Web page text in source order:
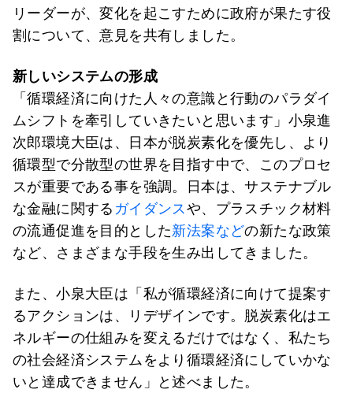
リーダーが、変化を起こすために政府が果たす役
割について、意見を共有しました。
新しいシステムの形成
「循環経済に向けた人々の意識と行動のパラダイ
ムシフトを牽引していきたいと思います」小泉進
次郎環境大臣は、日本が脱炭素化を優先し、より
循環型で分散型の世界を目指す中で、このプロセ
スが重要である事を強調。日本は、サステナブル
な金融に関する ガイダンスや、プラスチック材料
の流通促進を目的とした新法案などの新たな政策
など、さまざまな手段を生み出してきました。
また、小泉大臣は「私が循環経済に向けて提案す
るアクションは、リデザインです。脱炭素化はエ
ネルギーの仕組みを変えるだけではなく、私たち
の社会経済システムをより循環経済にしていかな
いと達成できません」と述べました。